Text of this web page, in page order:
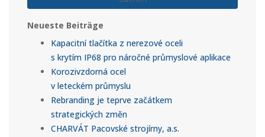
Neueste Beiträge
Kapacitní tlačítka z nerezové oceli
s krytím IP68 pro náročné průmyslové aplikace
Korozivzdorná ocel
v leteckém průmyslu
Rebranding je teprve začátkem
strategických změn
CHARVÁT Pacovské strojírny, a.s.